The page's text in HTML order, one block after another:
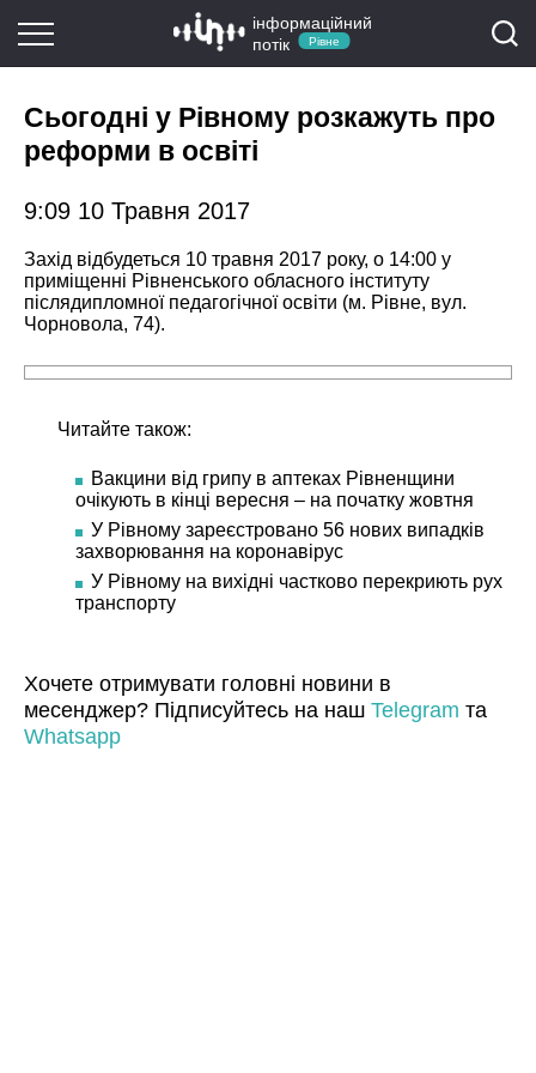
інформаційний
потік
Рівне
Сьогодні у Рівному розкажуть про
реформи в освіті
9:09 10 Травня 2017
Захід відбудеться 10 травня 2017 року, о 14:00 у
приміщенні Рівненського обласного інституту
післядипломної педагогічної освіти (м. Рівне, вул.
Чорновола, 74).
Читайте також:
Вакцини від грипу в аптеках Рівненщини
очікують в кінці вересня – на початку жовтня
У Рівному зареєстровано 56 нових випадків
захворювання на коронавірус
У Рівному на вихідні частково перекриють рух
транспорту
Хочете отримувати головні новини в
месенджер? Підписуйтесь на наш Telegram та
Whatsapp